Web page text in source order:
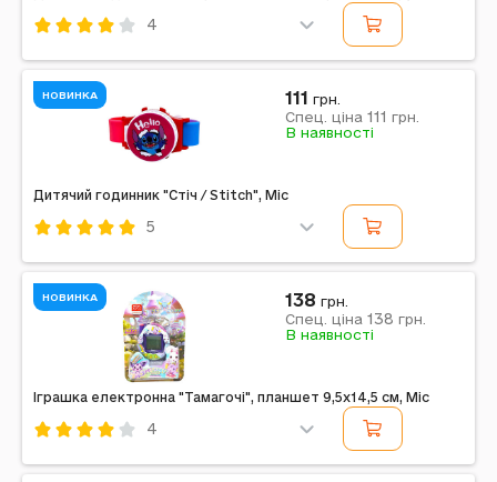
4
Комбінований
Примітка: Упаковка: Без упаковки | Тип батарейок:
AG13 | Батарейки в комплекті: Є | Вага в упаковці: 15 г
| Габарити в упаковці: 20 x 1,8 x 4 см |...
НОВИНКА
Дитячий годинник "Стіч / Stitch", Mic
5
Комбінований
Примітка: Упаковка: Без упаковки | Тип батарейок:
AG13 | Батарейки в комплекті: Є | Вага в упаковці: 90
г | Розміри в упаковці: 20 x 3 x 4 см |...
111 грн.
Спец. ціна 111 грн.
В наявності
НОВИНКА
Іграшка електронна "Тамагочі", планшет 9,5x14,5 см, Mic
4
138 грн.
Спец. ціна 138 грн.
В наявності